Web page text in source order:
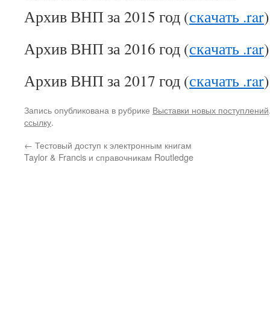
Архив ВНП за 2015 год (скачать .rar)
Архив ВНП за 2016 год (скачать .rar)
Архив ВНП за 2017 год (скачать .rar)
Запись опубликована в рубрике Выставки новых поступлений
ссылку.
← Тестовый доступ к электронным книгам
Taylor & Francis и справочникам Routledge